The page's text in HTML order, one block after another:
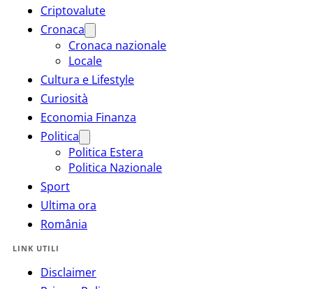
Criptovalute
Cronaca
Cronaca nazionale
Locale
Cultura e Lifestyle
Curiosità
Economia Finanza
Politica
Politica Estera
Politica Nazionale
Sport
Ultima ora
România
LINK UTILI
Disclaimer